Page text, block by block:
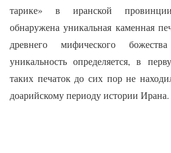
тарике» в иранской
обнаружена уникальная каменная
древнего мифического
уникальность определяется, в
таких печаток до сих пор не
доарийскому периоду истории Ирана.